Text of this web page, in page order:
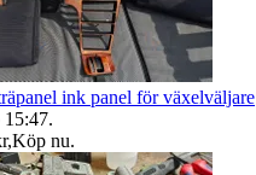
ink panel för växelväljare
15:47.
,Köp nu.